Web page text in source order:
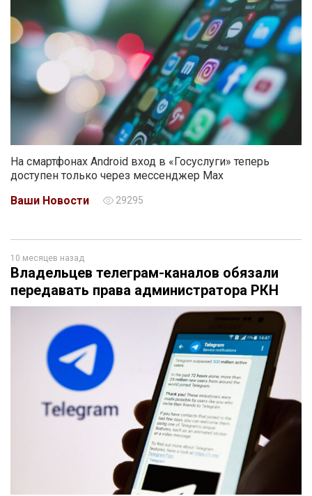
На смартфонах Android вход в «Госуслуги» теперь
доступен только через мессенджер Max
Ваши Новости
29295
10 месяцев назад
Владельцев телеграм-каналов обязали
передавать права администратора РКН